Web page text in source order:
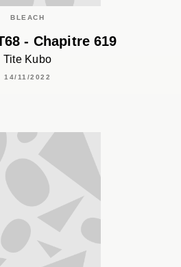
BLEACH
- Chapitre 619
Tite Kubo
14/11/2022